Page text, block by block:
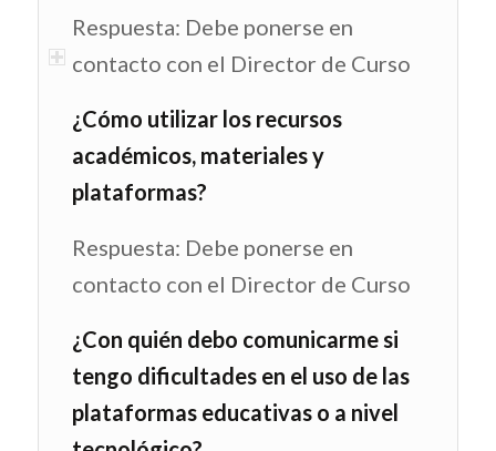
Respuesta: Debe ponerse en
contacto con el Director de Curso
¿Cómo utilizar los recursos
académicos, materiales y
plataformas?
Respuesta: Debe ponerse en
contacto con el Director de Curso
¿Con quién debo comunicarme si
tengo dificultades en el uso de las
plataformas educativas o a nivel